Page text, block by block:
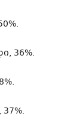
36%.